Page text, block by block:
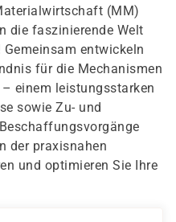
(MM)
die faszinierende Welt
entwickeln
für die Mechanismen
einem leistungsstarken
sowie Zu- und
der praxisnahen
und optimieren Sie Ihre